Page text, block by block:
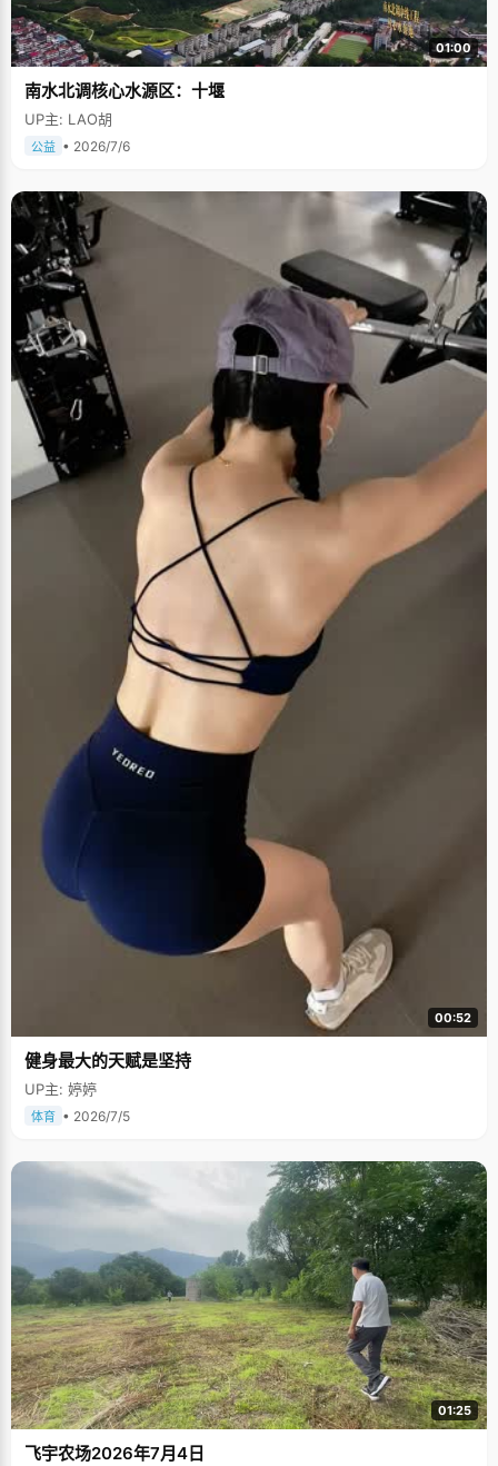
01:00
南水北调核心水源区：十堰
UP主: LAO胡
公益 • 2026/7/6
00:52
健身最大的天赋是坚持
UP主: 婷婷
体育 • 2026/7/5
01:25
飞宇农场2026年7月4日